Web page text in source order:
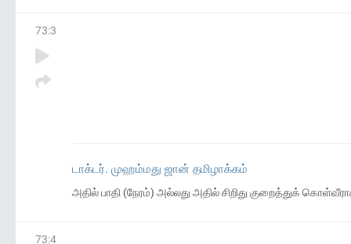
73:3
டாக்டர். முஹம்மது ஜான் தமிழாக்கம்
அதில் பாதி (நேரம்) அல்லது அதில் சிறிது குறைத்துக்
73:4